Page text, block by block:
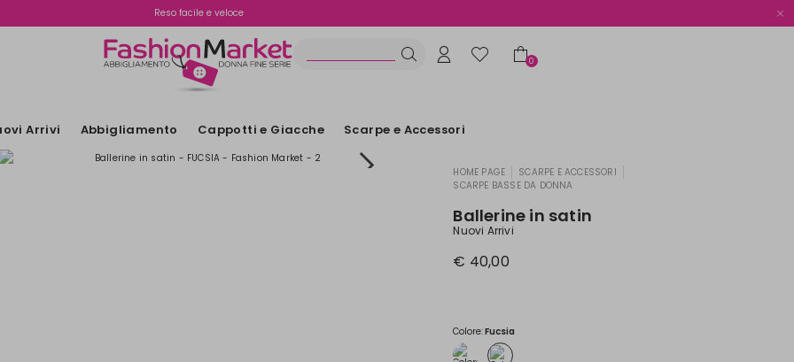
Reso facile e veloce
Spedizione gratuita oltre i €70
0
Arrivi Abbigliamento Cappotti e Giacche Scarpe e Accessori
HOME PAGE| SCARPE E ACCESSORI|
SCARPE BASSE DA DONNA
Ballerine in satin
Nuovi Arrivi
€ 40,00
Colore:Fucsia